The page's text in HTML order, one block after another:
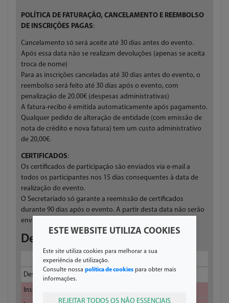
POLÍTICA DE FATURAÇÃO, CANCELAMENTO E REEMBOLSO
DE INSCRIÇÕES PAGAS:
Cancelamento só será aceite até 30 dias antes do evento.
Após essa data não se realizam devoluções (apenas se aceita
troca de nome)
Para as inscrições canceladas até 30 dias antes do evento, o
reembolso será feito até 30 dias após o evento, com
penalização de 20.00€ (despesas administrativas)
A fatura-recibo é emitida automaticamente após pagamento.
Qualquer pedido de alteração de entidade (com emissão de
nota de crédito e nova fatura) tem um custo administrativo
de 20,00€.
CERTIFICADOS:
Os certificados de participação são enviados via e-mail a
todos os participantes nos 15 dias consequentes à data de
realização do evento.
O Secretariado só garante a reemissão de certificados
durante 90 dias após o evento. A partir desta data não serão
enviados certificados.
Detalhes sobre a inscrição
Inscrições
Descrição
Inscrição
ESTE WEBSITE UTILIZA COOKIES
Este site utiliza cookies para melhorar a sua
experiência de utilização.
Consulte nossa política de cookies para obter mais
informações.
REJEITAR TODOS OS NÃO ESSENCIAIS